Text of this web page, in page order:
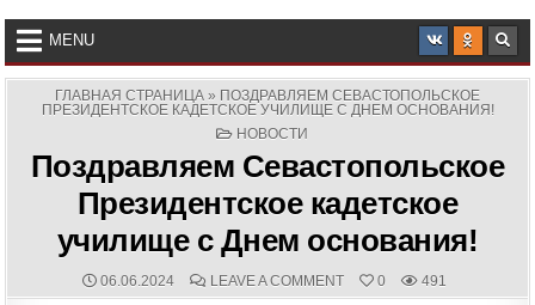
MENU
ГЛАВНАЯ СТРАНИЦА » ПОЗДРАВЛЯЕМ СЕВАСТОПОЛЬСКОЕ
ПРЕЗИДЕНТСКОЕ КАДЕТСКОЕ УЧИЛИЩЕ С ДНЕМ ОСНОВАНИЯ!
POSTED
НОВОСТИ
Поздравляем Севастопольское
Президентское кадетское
училище с Днем основания!
PUBLISHED
DATE:
06.06.2024 COMMENTS:
LEAVE A COMMENTON
ПОЗДРАВЛЯЕМ
0 491